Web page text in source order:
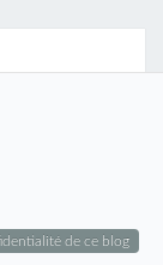
19
de ce blog